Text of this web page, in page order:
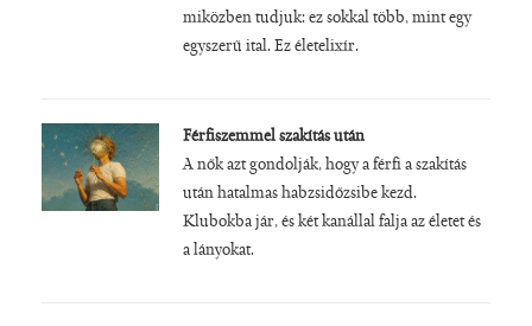
miközben tudjuk: ez sokkal több, mint egy
egyszerű ital. Ez életelixír.
Férfiszemmel szakítás után
A nők azt gondolják, hogy a férfi a szakítás
után hatalmas habzsidőzsibe kezd.
Klubokba jár, és két kanállal falja az életet és
a lányokat.